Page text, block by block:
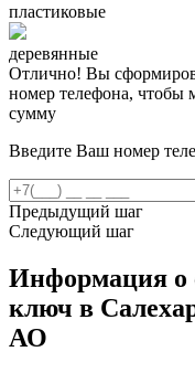
пластиковые
деревянные
Отлично! Вы
номер телефона,
сумму
Введите Ваш номер
Предыдущий шаг
Следующий шаг
Информация о
ключ в
АО